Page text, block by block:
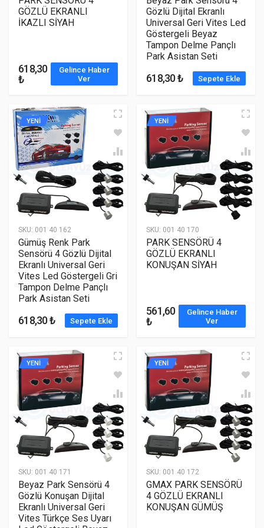
GÖZLÜ EKRANLI
İKAZLI SİYAH
618,30
₺
Gelince Haber
Ver
Gözlü Dijital Ekranlı
Universal Geri Vites Led
Göstergeli Beyaz
Tampon Delme Pançlı
Park Asistan Seti
618,30 ₺ Sepete Ekle
SKU: 001 40 162
YENİ
Gümüş Renk Park
Sensörü 4 Gözlü Dijital
Ekranlı Universal Geri
Vites Led Göstergeli Gri
Tampon Delme Pançlı
Park Asistan Seti
618,30 ₺ Sepete Ekle
SKU: 001 40 170
YENİ
PARK SENSÖRÜ 4
GÖZLÜ EKRANLI
KONUŞAN SİYAH
561,60
₺
Gelince Haber
Ver
SKU: 001 40 171
YENİ
Beyaz Park Sensörü 4
Gözlü Konuşan Dijital
Ekranlı Universal Geri
Vites Türkçe Ses Uyarı
SKU: 001 40 172
YENİ
GMAX PARK SENSÖRÜ
4 GÖZLÜ EKRANLI
KONUŞAN GÜMÜŞ